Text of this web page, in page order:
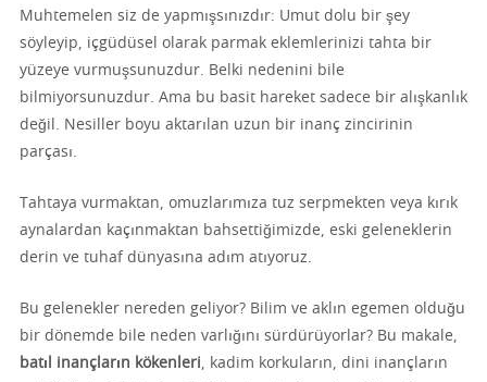
Muhtemelen siz de yapmışsınızdır: Umut dolu bir şey
söyleyip, içgüdüsel olarak parmak eklemlerinizi tahta bir
yüzeye vurmuşsunuzdur. Belki nedenini bile
bilmiyorsunuzdur. Ama bu basit hareket sadece bir alışkanlık
değil. Nesiller boyu aktarılan uzun bir inanç zincirinin
parçası.
Tahtaya vurmaktan, omuzlarımıza tuz serpmekten veya kırık
aynalardan kaçınmaktan bahsettiğimizde, eski geleneklerin
derin ve tuhaf dünyasına adım atıyoruz.
Bu gelenekler nereden geliyor? Bilim ve aklın egemen olduğu
bir dönemde bile neden varlığını sürdürüyorlar? Bu makale,
batıl inançların kökenleri, kadim korkuların, dini inançların